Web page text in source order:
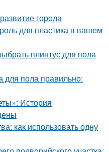
города
для пластика в вашем
плинтус для пола
для пола правильно:
История
как использовать одну